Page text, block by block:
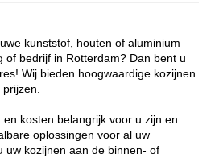
kunststof, houten of aluminium
of bedrijf in Rotterdam? Dan bent u
Wij bieden hoogwaardige kozijnen
kosten belangrijk voor u zijn en
oplossingen voor al uw
uw kozijnen aan de binnen- of